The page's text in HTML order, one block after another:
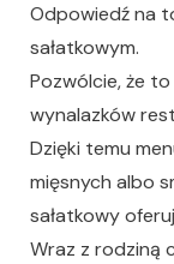
Odpowiedź na
sałatkowym.
Pozwólcie, że
wynalazków
Dzięki temu
mięsnych albo
sałatkowy
Wraz z rodziną